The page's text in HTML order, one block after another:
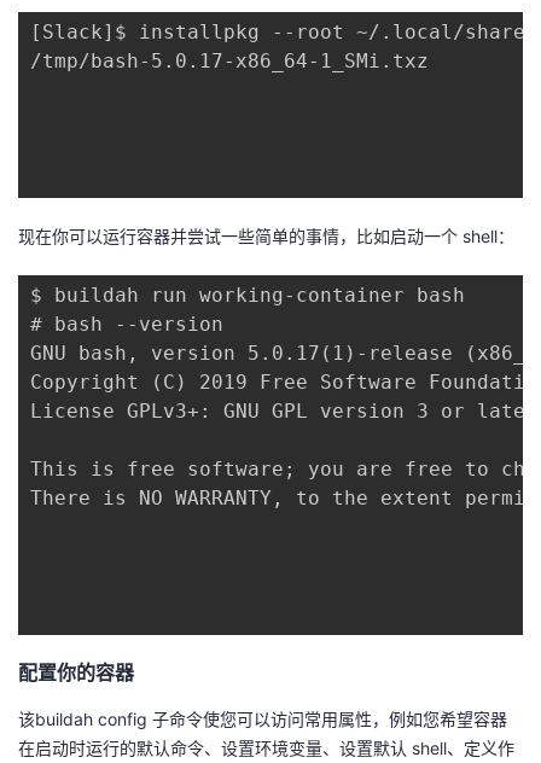
[Slack]$ installpkg --root ~/.local/share/
/tmp/bash-5.0.17-x86_64-1_SMi.txz
现在你可以运行容器并尝试一些简单的事情，比如启动一个 shell：
$ buildah run working-container bash
# bash --version
GNU bash, version 5.0.17(1)-release
Copyright (C) 2019 Free Software
License GPLv3+: GNU GPL version 3 or
This is free software; you are free to
There is NO WARRANTY, to the extent
配置你的容器
该buildah config 子命令使您可以访问常用属性，例如您希望容器
在启动时运行的默认命令、设置环境变量、设置默认 shell、定义作